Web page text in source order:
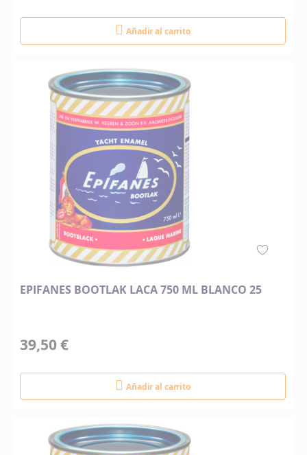
Añadir al carrito
EPIFANES BOOTLAK LACA 750 ML BLANCO 25
39,50 €
Añadir al carrito